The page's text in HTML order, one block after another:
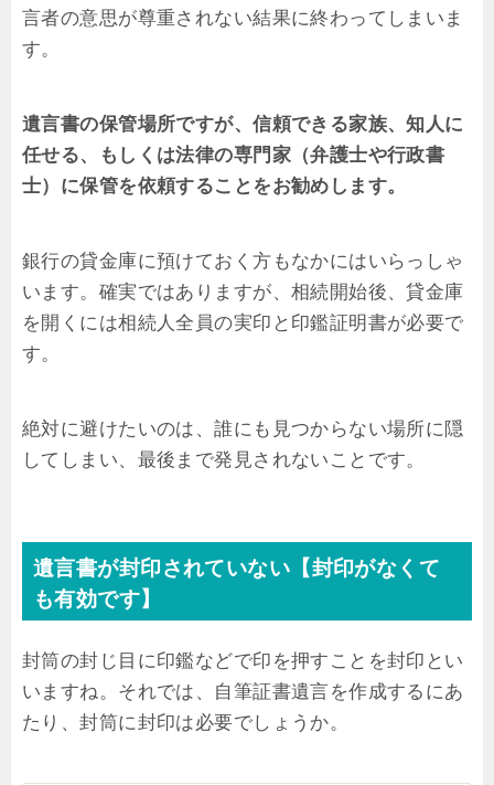
言者の意思が尊重されない結果に終わってしまいま
す。
遺言書の保管場所ですが、信頼できる家族、知人に
任せる、もしくは法律の専門家（弁護士や行政書
士）に保管を依頼することをお勧めします。
銀行の貸金庫に預けておく方もなかにはいらっしゃ
います。確実ではありますが、相続開始後、貸金庫
を開くには相続人全員の実印と印鑑証明書が必要で
す。
絶対に避けたいのは、誰にも見つからない場所に隠
してしまい、最後まで発見されないことです。
遺言書が封印されていない【封印がなくて
も有効です】
封筒の封じ目に印鑑などで印を押すことを封印とい
いますね。それでは、自筆証書遺言を作成するにあ
たり、封筒に封印は必要でしょうか。